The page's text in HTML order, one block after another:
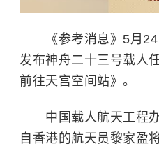
《参考消息》5月24
发布神舟二十三号载人
前往天宫空间站》。
中国载人航天工程办
自香港的航天员黎家盈